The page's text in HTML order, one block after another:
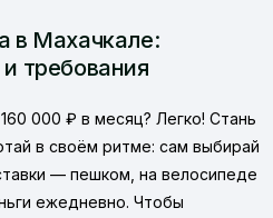
в Махачкале:
требования
000 ₽ в месяц? Легко! Стань
в своём ритме: сам выбирай
— пешком, на велосипеде
ежедневно. Чтобы